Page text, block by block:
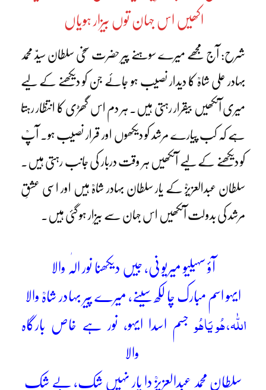
اکھیں اس جہان توں بیزار ہویاں
شرح: آج مجھے میرے سوہنے پیر حضرت سخی سلطان سیدّ محمد
بہادر علی شاہؒ کا دیدار نصیب ہو جائے جن کو دیکھنے کے لیے
میری آنکھیں بیقرار رہتی ہیں۔ ہر دم اس گھڑی کا انتظار رہتا
ہے کہ کب پیارے مرشد کو دیکھوں اور قرار نصیب ہو۔ آپؒ
کو دیکھنے کے لیے آنکھیں ہر وقت دربار کی جانب رہتی ہیں۔
سلطان عبدالعزیزؒ کے یار سلطان بہادر شاہؒ ہیں اور اسی عشقِ
مرشد کی بدولت آنکھیں اس جہان سے بیزار ہو گئی ہیں۔
آؤ سہیلیو میریو نی، جیں دیکھنا نور الٰہ والا
ایہو اسم مبارک چا لکھ سینے، میرے پیر بہادر شاہؒ والا
اللّٰہ، ھُو یَاھُو جسم اسدا ایہو، نور ہے خاص بارگاہ
والا
سلطان محمد عبدالعزیزؒ دا یار نہیں شک، بے شک